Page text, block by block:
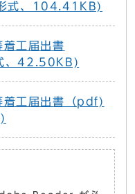
式、104.41KB)
工届出書
、42.50KB)
着工届出書（pdf)